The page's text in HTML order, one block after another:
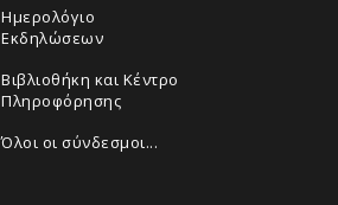
Ημερολόγιο
Εκδηλώσεων
Βιβλιοθήκη και Κέντρο
Πληροφόρησης
Όλοι οι σύνδεσμοι...